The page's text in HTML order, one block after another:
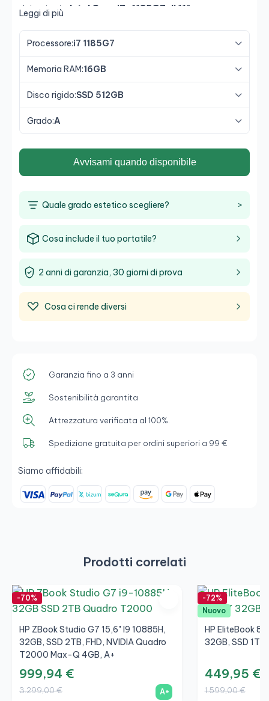
del potente Intel Core i7-1185G7 di 11ª
da 512GB
, offre un'esperienza rapida e fluida nel
professionale quotidiano. Il suo schermo
Full HD da 14
pollicie il design elegante e ultraleggero lo rendono
un'ottima scelta per smart working, ufficio e mobilità
aziendale.
Leggi di più
Processore:i7 1185G7
Memoria RAM:16GB
Disco rigido:SSD 512GB
Grado:A
Avvisami quando disponibile
Quale grado estetico scegliere? >
Cosa include il tuo portatile?
2 anni di garanzia, 30 giorni di prova
Cosa ci rende diversi
Garanzia fino a 3 anni
Sostenibilità garantita
Attrezzatura verificata al 100%.
Spedizione gratuita per ordini superiori a 99 €
Siamo affidabili:
Prodotti correlati
-70%
HP ZBook Studio G7 15,6" I9 10885H,
32GB, SSD 2TB, FHD, NVIDIA Quadro
T2000 Max-Q 4GB, A+
999,94 €
3.299,00 € A+
-72%
Nuovo
HP EliteBook
32GB, SSD
449,95 €
1.599,00 €